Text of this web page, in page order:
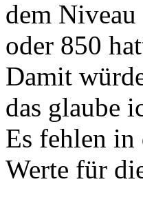
dem
oder 850
Damit
das glaube
Es fehlen in
Werte für